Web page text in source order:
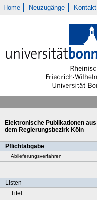
Home Neuzugänge Kontakt
Elektronische Publikationen aus
dem Regierungsbezirk Köln
Pflichtabgabe
Ablieferungsverfahren
Listen
Titel